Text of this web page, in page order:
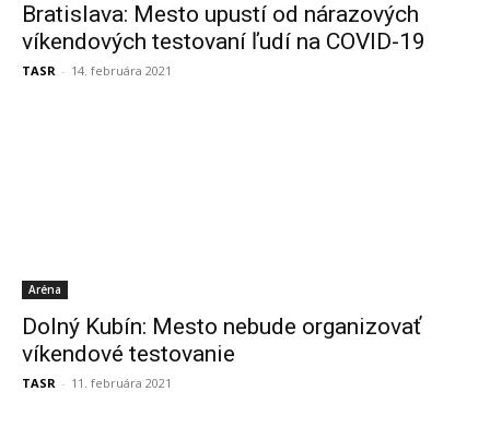
Bratislava: Mesto upustí od nárazových
víkendových testovaní ľudí na COVID-19
TASR - 14. februára 2021
Aréna
Dolný Kubín: Mesto nebude organizovať
víkendové testovanie
TASR - 11. februára 2021